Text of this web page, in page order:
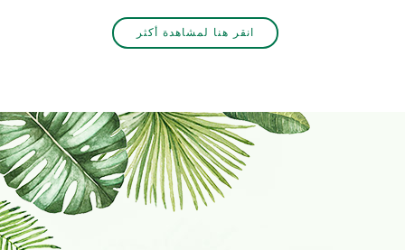
الأمر الأولي إلى 50 كيلو قطعة ولا يحتاج إلى شعار.
لا تتردد في الاتصال بنا اذا كانت مهتمة.
انقر هنا لمشاهدة أكثر